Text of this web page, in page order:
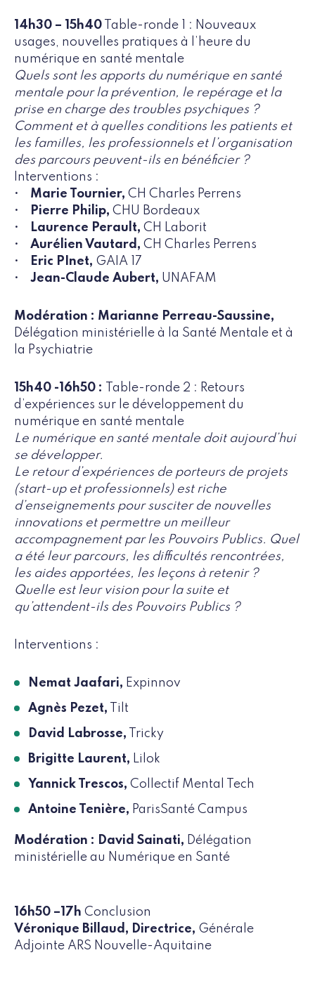
14h30 – 15h40 Table-ronde 1 : Nouveaux
usages, nouvelles pratiques à l’heure du
numérique en santé mentale
Quels sont les apports du numérique en santé
mentale pour la prévention, le repérage et la
prise en charge des troubles psychiques ?
Comment et à quelles conditions les patients et
les familles, les professionnels et l’organisation
des parcours peuvent-ils en bénéficier ?
Interventions :
•
Marie Tournier, CH Charles Perrens
•
Pierre Philip, CHU Bordeaux
•
Laurence Perault, CH Laborit
• Aurélien Vautard, CH Charles Perrens
•
Eric PInet, GAIA 17
• Jean-Claude Aubert, UNAFAM
Modération : Marianne Perreau-Saussine,
Délégation ministérielle à la Santé Mentale et à
la Psychiatrie
15h40 -16h50 :
Table-ronde 2 : Retours
d’expériences sur le développement du
numérique en santé mentale
Le numérique en santé mentale doit aujourd’hui
se développer.
Le retour d’expériences de porteurs de projets
(start-up et professionnels) est riche
d’enseignements pour susciter de nouvelles
innovations et permettre un meilleur
accompagnement par les Pouvoirs Publics. Quel
a été leur parcours, les difficultés rencontrées,
les aides apportées, les leçons à retenir ?
Quelle est leur vision pour la suite et
qu’attendent-ils des Pouvoirs Publics ?
Interventions :
Nemat Jaafari, Expinnov
Agnès Pezet, Tilt
David Labrosse, Tricky
Brigitte Laurent, Lilok
Yannick Trescos, Collectif Mental Tech
Antoine Tenière, ParisSanté Campus
Modération : David Sainati, Délégation
ministérielle au Numérique en Santé
16h50 –17h Conclusion
Véronique Billaud, Directrice, Générale
Adjointe ARS Nouvelle-Aquitaine